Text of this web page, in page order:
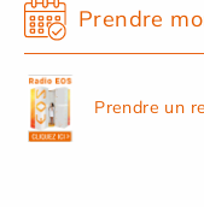
Prendre
Prendre un